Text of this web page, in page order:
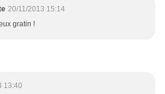
20/11/2013 15:14
gratin !
13:40